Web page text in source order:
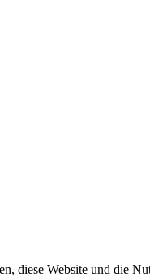
diese Website und die